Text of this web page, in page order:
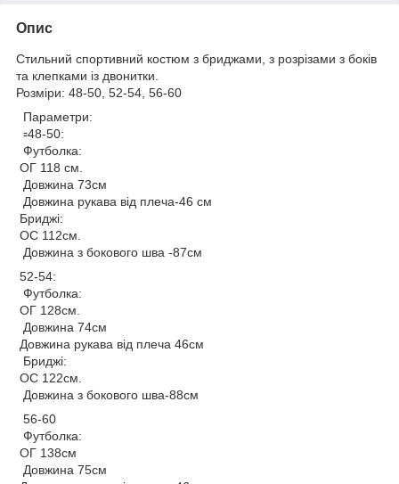
Опис
Стильний спортивний костюм з бриджами, з розрізами з боків
та клепками із двонитки.
Розміри: 48-50, 52-54, 56-60
Параметри:
▫️48-50:
Футболка:
ОГ 118 см.
Довжина 73см
Довжина рукава від плеча-46 см
Бриджі:
ОС 112см.
Довжина з бокового шва -87см
52-54:
Футболка:
ОГ 128см.
Довжина 74см
Довжина рукава від плеча 46см
Бриджі:
ОС 122см.
Довжина з бокового шва-88см
56-60
Футболка:
ОГ 138см
Довжина 75см